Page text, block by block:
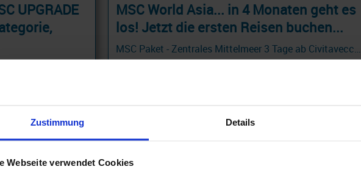
Zustimmung Details
Webseite verwendet Cookies
UPGRADE
283 €
MSC World Asia... in 4 Monaten geht es
los! Jetzt die ersten Reisen buchen...
MSC Paket - Zentrales Mittelmeer 3 Tage ab Civitavecchia - Rom an Valletta - HOLIDAY BREAKS mit Cashback
04.12.26 - 01.11.28